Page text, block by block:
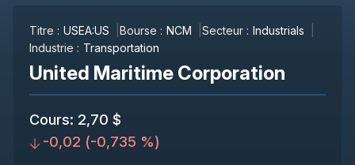
Titre : USEA:US Bourse : NCM Secteur : Industrials
Industrie : Transportation
United Maritime Corporation
Cours: 2,70 $
-0,02 (-0,735 %)